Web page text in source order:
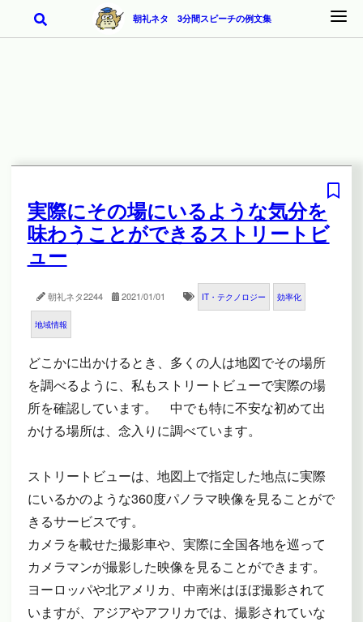
朝礼ネタ 3分間スピーチの例文集
実際にその場にいるような気分を
味わうことができるストリートビ
ュー
朝礼ネタ2244 2021/01/01 IT・テクノロジー 効率化
地域情報
どこかに出かけるとき、多くの人は地図でその場所
を調べるように、私もストリートビューで実際の場
所を確認しています。 中でも特に不安な初めて出
かける場所は、念入りに調べています。
ストリートビューは、地図上で指定した地点に実際
にいるかのような360度パノラマ映像を見ることがで
きるサービスです。
カメラを載せた撮影車や、実際に全国各地を巡って
カメラマンが撮影した映像を見ることができます。
ヨーロッパや北アメリカ、中南米はほぼ撮影されて
いますが、アジアやアフリカでは、撮影されていな